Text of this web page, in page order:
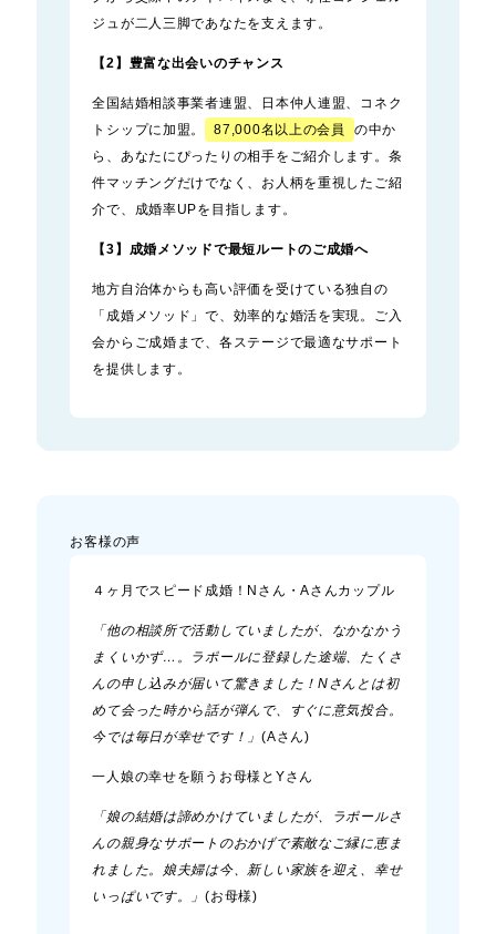
ジュが二人三脚であなたを支えます。
【2】豊富な出会いのチャンス
全国結婚相談事業者連盟、日本仲人連盟、コネク
トシップに加盟。
87,000名以上の会員
の中か
ら、あなたにぴったりの相手をご紹介します。条
件マッチングだけでなく、お人柄を重視したご紹
介で、成婚率UPを目指します。
【3】成婚メソッドで最短ルートのご成婚へ
地方自治体からも高い評価を受けている独自の
「成婚メソッド」で、効率的な婚活を実現。ご入
会からご成婚まで、各ステージで最適なサポート
を提供します。
お客様の声
４ヶ月でスピード成婚！Nさん・Aさんカップル
「他の相談所で活動していましたが、なかなかう
まくいかず…。ラポールに登録した途端、たくさ
んの申し込みが届いて驚きました！Nさんとは初
めて会った時から話が弾んで、すぐに意気投合。
今では毎日が幸せです！」(Aさん)
一人娘の幸せを願うお母様とYさん
「娘の結婚は諦めかけていましたが、ラポールさ
んの親身なサポートのおかげで素敵なご縁に恵ま
れました。娘夫婦は今、新しい家族を迎え、幸せ
いっぱいです。」(お母様)